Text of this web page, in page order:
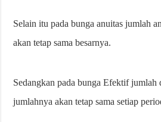
Selain itu pada bunga anuitas jumlah
akan tetap sama besarnya.
Sedangkan pada bunga Efektif jumlah
jumlahnya akan tetap sama setiap